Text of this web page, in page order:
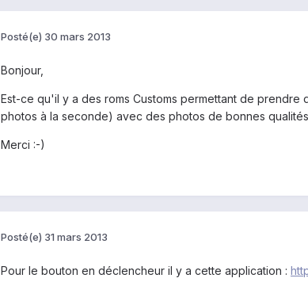
Posté(e) 30 mars 2013
Bonjour,
Est-ce qu'il y a des roms Customs permettant de
photos à la seconde) avec des photos de bonnes
Merci :-)
Posté(e) 31 mars 2013
Pour le bouton en déclencheur il y a cette application :